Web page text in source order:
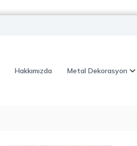
Hakkımızda Metal Dekorasyon